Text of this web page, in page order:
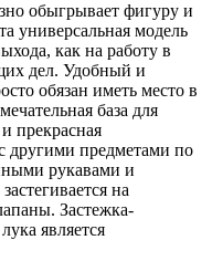
обыгрывает фигуру и
универсальная модель
как на работу в
дел. Удобный и
обязан иметь место в
база для
прекрасная
другими предметами по
рукавами и
на
Застежка-
является